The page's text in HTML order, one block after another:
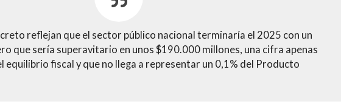
reflejan que el sector público nacional terminaría el 2025 con un
que sería superavitario en unos $190.000 millones, una cifra apenas
equilibrio fiscal y que no llega a representar un 0,1% del Producto